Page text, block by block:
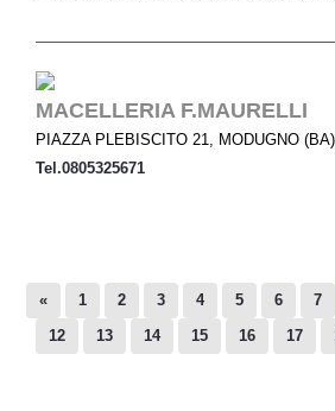
MACELLERIA F.MAURELLI
PIAZZA PLEBISCITO 21, MODUGNO
Tel.0805325671
« 1 2 3 4 5 6 7
12
13 14 15 16 17